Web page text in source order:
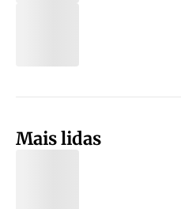
Mais lidas